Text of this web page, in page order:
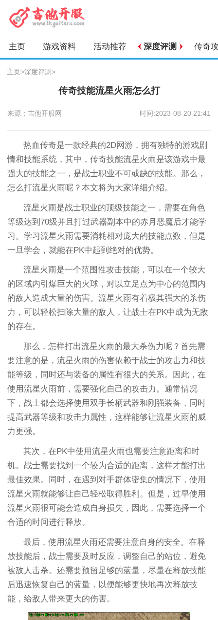
主页 游戏资料 活动推荐 深度评测 传奇
主页>深度评测>
传奇技能流星火雨怎么打
来源：吉他开服网 时间:2023-08-20 21:41
热血传奇是一款经典的2D网游，拥有独特的游戏剧
情和技能系统，其中，传奇技能流星火雨是该游戏中最
强大的技能之一，是战士职业不可或缺的技能。那么，
怎么打流星火雨呢？本文将为大家详细介绍。
流星火雨是战士职业的顶级技能之一，需要在角色
等级达到70级并且打过武器副本中的赤月恶魔后才能学
习。学习流星火雨需要消耗相对庞大的技能点数，但是
一旦学会，就能在PK中起到绝对的优势。
流星火雨是一个范围性攻击技能，可以在一个较大
的区域内引爆巨大的火球，对以立足点为中心的范围内
的敌人造成大量的伤害。流星火雨有着极其强大的杀伤
力，可以轻松扫除大量的敌人，让战士在PK中成为无敌
的存在。
那么，怎样打出流星火雨的最大杀伤力呢？首先需
要注意的是，流星火雨的伤害依赖于战士的攻击力和技
能等级，同时还与装备的属性有很大的关系。因此，在
使用流星火雨前，需要强化自己的攻击力。通常情况
下，战士都会选择使用双手长柄武器和刚强装备，同时
提高武器等级和攻击力属性，这样能够让流星火雨的威
力更强。
其次，在PK中使用流星火雨也需要注意距离和时
机。战士需要找到一个较为合适的距离，这样才能打出
最佳效果。同时，在遇到对手群体密集的情况下，使用
流星火雨就能够让自己轻松取得胜利。但是，过早使用
流星火雨很可能会造成自身损失，因此，需要选择一个
合适的时间进行释放。
最后，使用流星火雨还需要注意自身的安全。在释
放技能后，战士需要及时反应，调整自己的站位，避免
被敌人击杀。还需要预留足够的蓝量，尽量在释放技能
后迅速恢复自己的蓝量，以便能够更快地再次释放技
能，给敌人带来更大的伤害。